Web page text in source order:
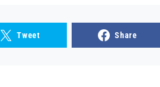
Tweet Share